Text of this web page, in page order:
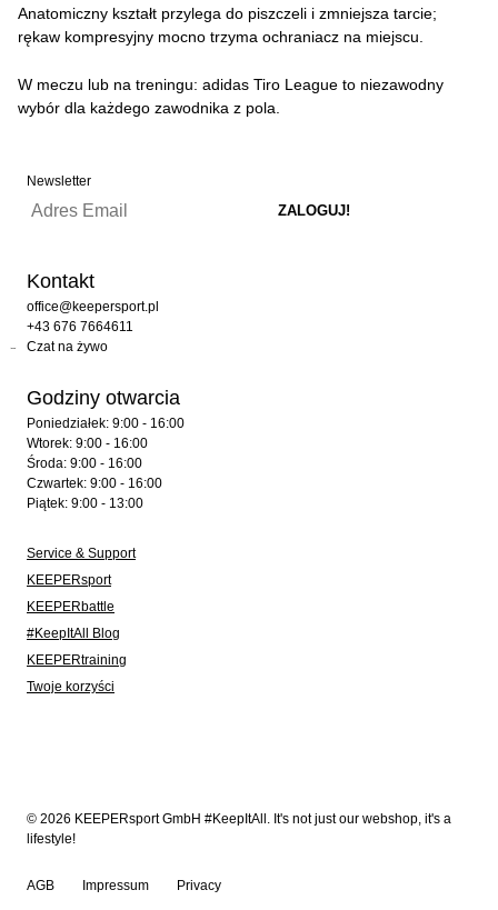
Anatomiczny kształt przylega do piszczeli i zmniejsza tarcie;
rękaw kompresyjny mocno trzyma ochraniacz na miejscu.
W meczu lub na treningu: adidas Tiro League to niezawodny
wybór dla każdego zawodnika z pola.
Newsletter
Kontakt
office@keepersport.pl
+43 676 7664611
Czat na żywo
Godziny otwarcia
Poniedziałek: 9:00 - 16:00
Wtorek: 9:00 - 16:00
Środa: 9:00 - 16:00
Czwartek: 9:00 - 16:00
Piątek: 9:00 - 13:00
Service & Support
KEEPERsport
KEEPERbattle
#KeepItAll Blog
KEEPERtraining
Twoje korzyści
© 2026 KEEPERsport GmbH #KeepItAll. It's not just our webshop, it's a
lifestyle!
AGB Impressum Privacy